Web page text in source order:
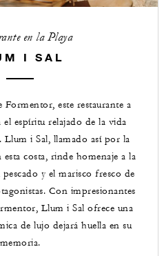
en la Playa
I SAL
Formentor, este restaurante a
el espíritu relajado de la vida
Llum i Sal, llamado así por la
costa, rinde homenaje a la
y el marisco fresco de
Con impresionantes
Llum i Sal ofrece una
de lujo dejará huella en su
memoria.